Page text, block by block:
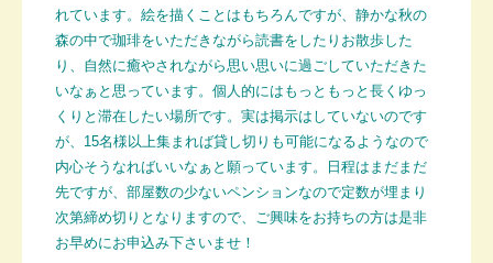
れています。絵を描くことはもちろんですが、静かな秋の
森の中で珈琲をいただきながら読書をしたりお散歩した
り、自然に癒やされながら思い思いに過ごしていただきた
いなぁと思っています。個人的にはもっともっと長くゆっ
くりと滞在したい場所です。実は掲示はしていないのです
が、15名様以上集まれば貸し切りも可能になるようなので
内心そうなればいいなぁと願っています。日程はまだまだ
先ですが、部屋数の少ないペンションなので定数が埋まり
次第締め切りとなりますので、ご興味をお持ちの方は是非
お早めにお申込み下さいませ！